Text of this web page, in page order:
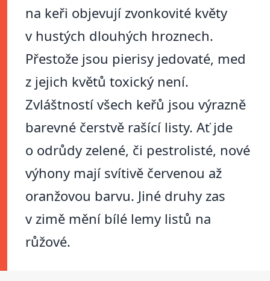
na keři objevují zvonkovité květy
v hustých dlouhých hroznech.
Přestože jsou pierisy jedovaté, med
z jejich květů toxický není.
Zvláštností všech keřů jsou výrazně
barevné čerstvě rašící listy. Ať jde
o odrůdy zelené, či pestrolisté, nové
výhony mají svítivě červenou až
oranžovou barvu. Jiné druhy zas
v zimě mění bílé lemy listů na
růžové.